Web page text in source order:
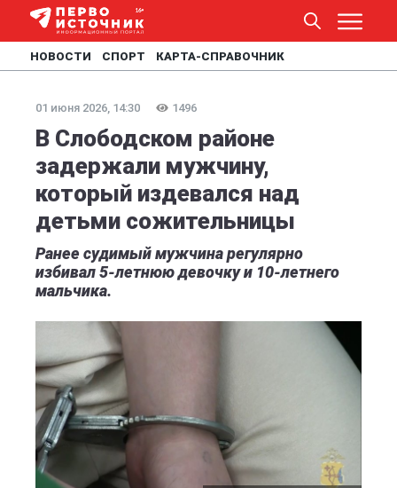
НОВОСТИ СПОРТ КАРТА-СПРАВОЧНИК
01 июня 2026, 14:30 1496
В Слободском районе
задержали мужчину,
который издевался над
детьми сожительницы
Ранее судимый мужчина регулярно
избивал 5-летнюю девочку и 10-летнего
мальчика.